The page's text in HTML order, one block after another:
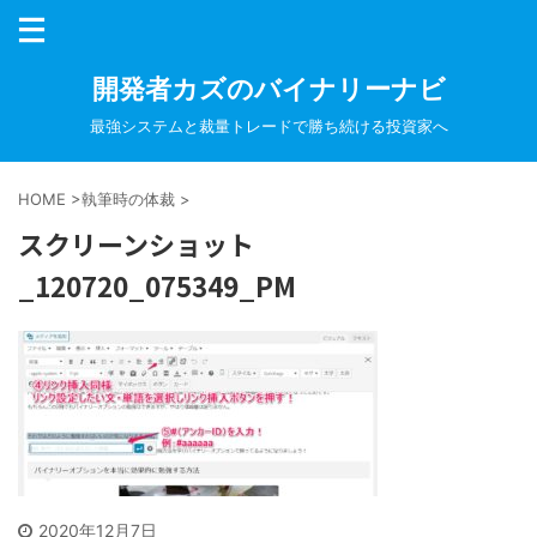
開発者カズのバイナリーナビ
最強システムと裁量トレードで勝ち続ける投資家へ
HOME >執筆時の体裁 >
スクリーンショット
_120720_075349_PM
2020年12月7日